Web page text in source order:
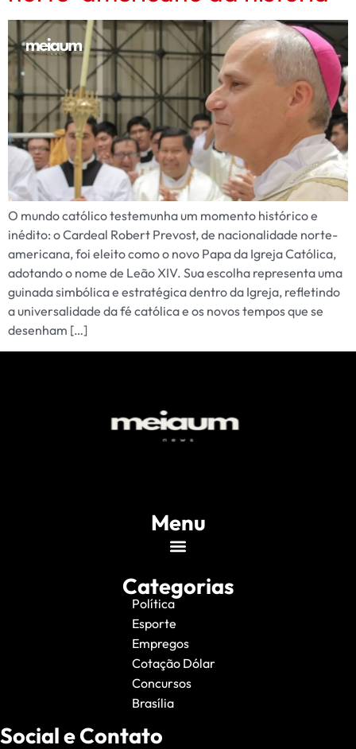
O mundo católico testemunha um momento histórico e
inédito: o Cardeal Robert Prevost, de nacionalidade norte-
americana, foi eleito como o novo Papa da Igreja Católica,
adotando o nome de Leão XIV. Sua escolha representa uma
guinada simbólica e estratégica dentro da Igreja, refletindo
a universalidade da fé católica e os novos tempos que se
desenham […]
Menu
Categorias
Política
Esporte
Empregos
Cotação Dólar
Concursos
Brasília
Social e Contato